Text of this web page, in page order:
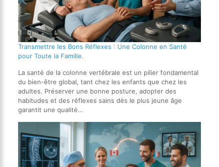
Transmettre les Bons Réflexes : Une Colonne en Santé
pour Toute la Famille.
La santé de la colonne vertébrale est un pilier fondamental
du bien-être global, tant chez les enfants que chez les
adultes. Préserver une bonne posture, adopter des
habitudes et des réflexes sains dès le plus jeune âge
garantit une qualité…